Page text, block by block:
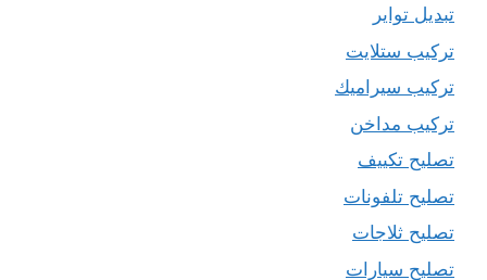
تبديل تواير
تركيب ستلايت
تركيب سيراميك
تركيب مداخن
تصليح تكييف
تصليح تلفونات
تصليح ثلاجات
تصليح سيارات